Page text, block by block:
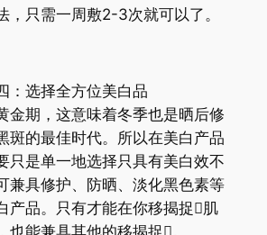
，只需一周敷2-3次就可以了。
：选择全方位美白品
金期，这意味着冬季也是晒后修
斑的最佳时代。所以在美白产品
只是单一地选择只具有美白效不
兼具修护、防晒、淡化黑色素等
产品。只有才能在你移揭捉肌